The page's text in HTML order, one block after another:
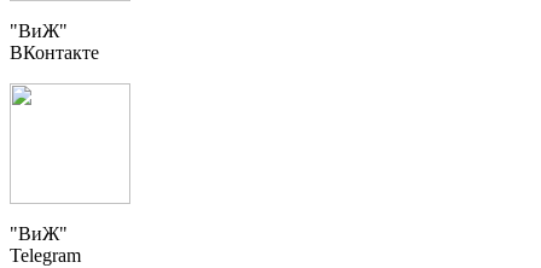
"ВиЖ"
ВКонтакте
"ВиЖ"
Telegram